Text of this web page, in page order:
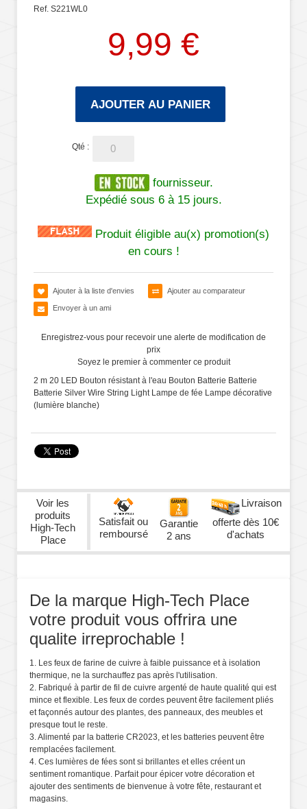
Ref. S221WL0
9,99 €
AJOUTER AU PANIER
Qté :
fournisseur.
Expédié sous 6 à 15 jours.
Produit éligible au(x) promotion(s)
en cours !
Ajouter à la liste d'envies Ajouter au comparateur
Envoyer à un ami
Enregistrez-vous pour recevoir une alerte de modification de
prix
Soyez le premier à commenter ce produit
2 m 20 LED Bouton résistant à l'eau Bouton Batterie Batterie
Batterie Silver Wire String Light Lampe de fée Lampe décorative
(lumière blanche)
Voir les
produits
High-Tech
Place
Satisfait ou
remboursé
Garantie
2 ans
Livraison
offerte dès 10€
d'achats
De la marque High-Tech Place
votre produit vous offrira une
qualite irreprochable !
1. Les feux de farine de cuivre à faible puissance et à isolation
thermique, ne la surchauffez pas après l'utilisation.
2. Fabriqué à partir de fil de cuivre argenté de haute qualité qui est
mince et flexible. Les feux de cordes peuvent être facilement pliés
et façonnés autour des plantes, des panneaux, des meubles et
presque tout le reste.
3. Alimenté par la batterie CR2023, et les batteries peuvent être
remplacées facilement.
4. Ces lumières de fées sont si brillantes et elles créent un
sentiment romantique. Parfait pour épicer votre décoration et
ajouter des sentiments de bienvenue à votre fête, restaurant et
magasins.